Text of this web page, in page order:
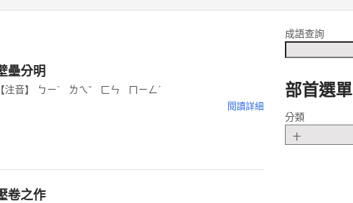
壘分明
注音】 ㄅㄧˋ ㄌㄟˇ ㄈㄣ ㄇㄧㄥˊ
閱讀詳細
卷之作
成語查詢
部首選單
分類